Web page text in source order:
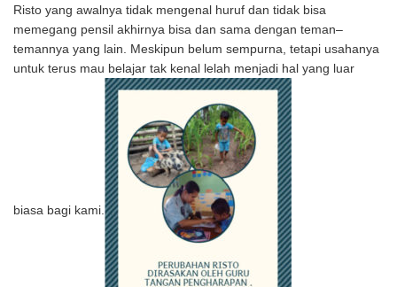
Risto yang awalnya tidak mengenal huruf dan tidak bisa
memegang pensil akhirnya bisa dan sama dengan teman–
temannya yang lain. Meskipun belum sempurna, tetapi usahanya
untuk terus mau belajar tak kenal lelah menjadi hal yang luar
biasa bagi kami.